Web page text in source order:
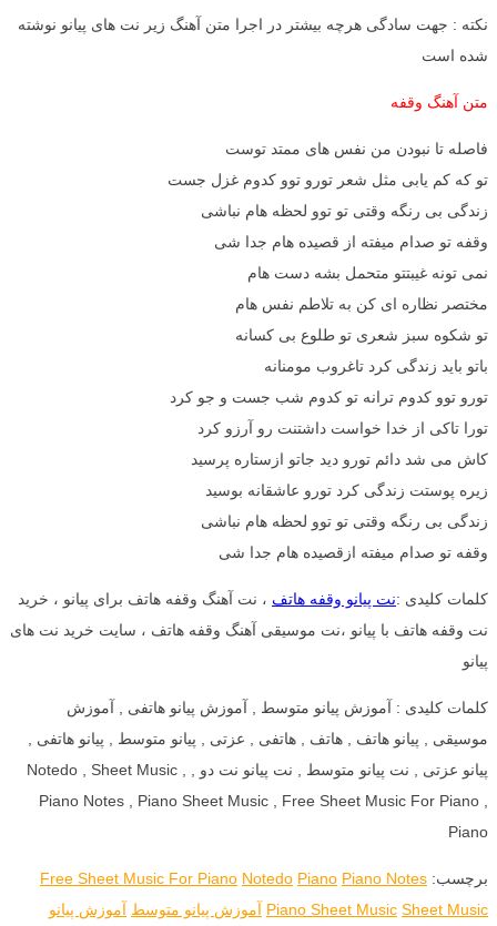
نکته : جهت سادگی هرچه بیشتر در اجرا متن آهنگ زیر نت های پیانو نوشته
شده است
متن آهنگ وقفه
فاصله تا نبودن من نفس های ممتد توست
تو که کم یابی مثل شعر تورو توو کدوم غزل جست
زندگی بی رنگه وقتی تو توو لحظه هام نباشی
وقفه تو صدام میفته از قصیده هام جدا شی
نمی تونه غیبتتو متحمل بشه دست هام
مختصر نظاره ای کن به تلاطم نفس هام
تو شکوه سبز شعری تو طلوع بی کسانه
باتو باید زندگی کرد تاغروب مومنانه
تورو توو کدوم ترانه تو کدوم شب جست و جو کرد
تورا تاکی از خدا خواست داشتنت رو آرزو کرد
کاش می شد دائم تورو دید جاتو ازستاره پرسید
زیره پوستت زندگی کرد تورو عاشقانه بوسید
زندگی بی رنگه وقتی تو توو لحظه هام نباشی
وقفه تو صدام میفته ازقصیده هام جدا شی
کلمات کلیدی :نت پیانو وقفه هاتف ، نت آهنگ وقفه هاتف برای پیانو ، خرید
نت وقفه هاتف با پیانو ،نت موسیقی آهنگ وقفه هاتف ، سایت خرید نت های
پیانو
کلمات کلیدی : آموزش پیانو متوسط , آموزش پیانو هاتفی , آموزش
موسیقی , پیانو هاتف , هاتف , هاتفی , عزتی , پیانو متوسط , پیانو هاتفی ,
پیانو عزتی , نت پیانو متوسط , نت پیانو نت دو , Notedo , Sheet Music ,
Piano Notes , Piano Sheet Music , Free Sheet Music For Piano ,
Piano
برچسب: Free Sheet Music For Piano Notedo Piano Piano Notes
Piano Sheet Music Sheet Music آموزش پیانو متوسط آموزش پیانو